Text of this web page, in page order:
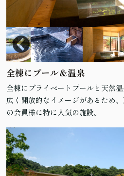
全棟にプール＆温泉
全棟にプライベートプールと天然
広く開放的なイメージがあるため
の会員様に特に人気の施設。